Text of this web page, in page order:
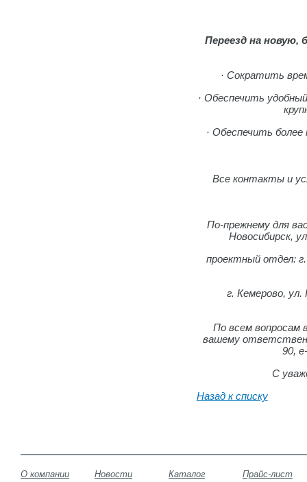
Переезд на новую,
· Сократить
· Обеспечить
· Обеспечить
Все контакты и
По-прежнему для
Новосибирск,
проектный отдел:
г. Кемерово, ул.
По всем вопросам
вашему
90,
С
Назад к списку
О компании Новости Каталог Прайс-лист